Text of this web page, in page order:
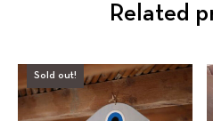
Related
Sold out!